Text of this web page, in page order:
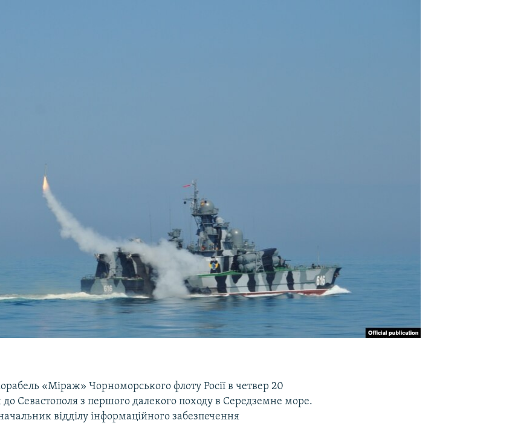
«Міраж» Чорноморського флоту Росії в четвер 20
до Севастополя з першого далекого походу в Середземне море.
відділу інформаційного забезпечення